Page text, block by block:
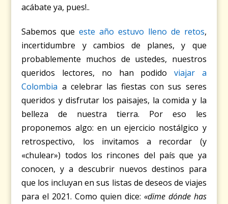
acábate ya, pues!..
Sabemos queeste año estuvo lleno de retos,
incertidumbre y cambios de planes, y que
probablemente muchos de ustedes, nuestros
queridos lectores, no han podido viajar a
Colombia a celebrar las fiestas con sus seres
queridos y disfrutar los paisajes, la comida y la
belleza de nuestra tierra. Por eso les
proponemos algo: en un ejercicio nostálgico y
retrospectivo, los invitamos a recordar (y
«chulear») todos los rincones del país que ya
conocen, y a descubrir nuevos destinos para
que los incluyan en sus listas de deseos de viajes
para el 2021. Como quien dice: «dime dónde has